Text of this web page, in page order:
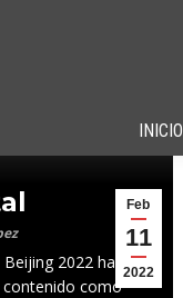
INICIO
Feb
11
2022
generado
2022 han
como